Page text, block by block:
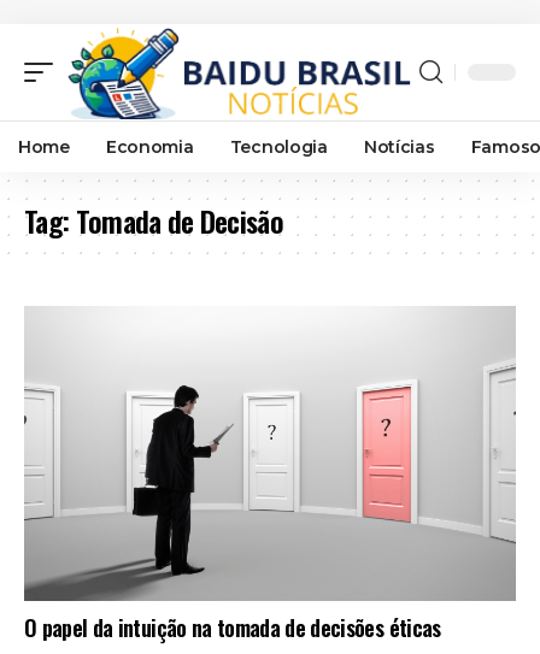
Home Economia Tecnologia Notícias
Tag:Tomada de Decisão
O papel da intuição na tomada de decisões éticas